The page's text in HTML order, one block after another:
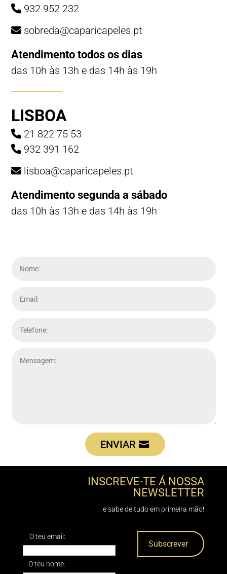
932 952 232
sobreda@caparicapeles.pt
Atendimento todos os dias
das 10h às 13h e das 14h às 19h
LISBOA
21 822 75 53
932 391 162
lisboa@caparicapeles.pt
Atendimento segunda a sábado
das 10h às 13h e das 14h às 19h
ENVIAR
INSCREVE-TE Á NOSSA
NEWSLETTER
e sabe de tudo em primeira mão!
O teu email:
O teu nome: